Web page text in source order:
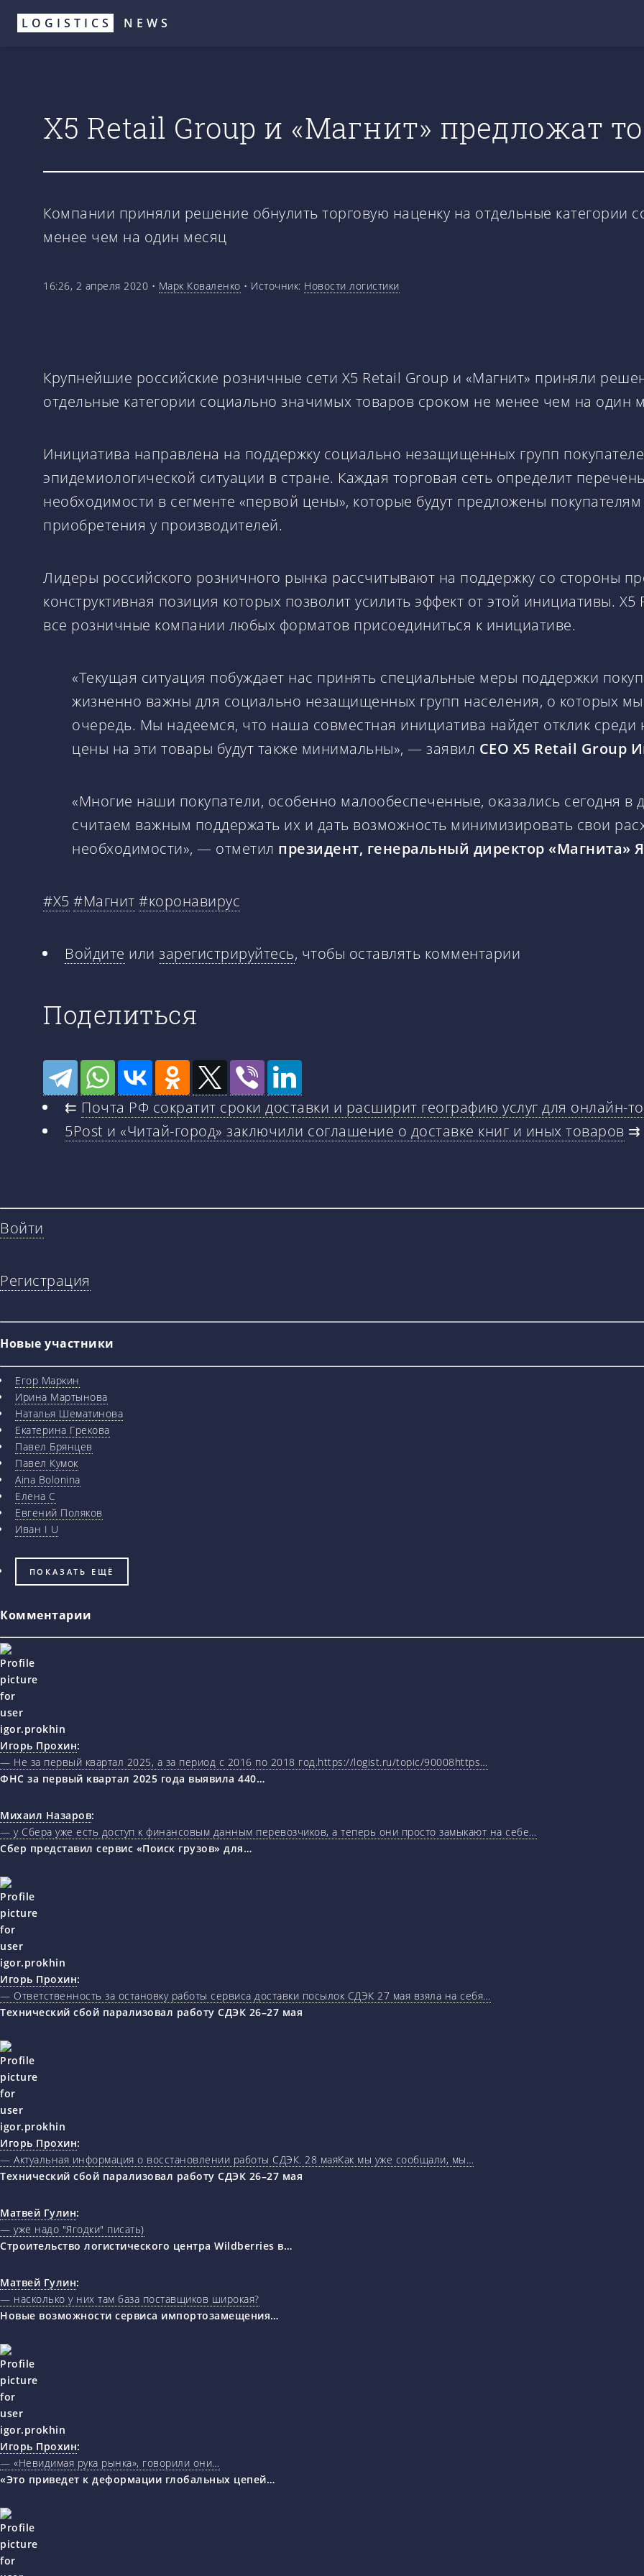
Перейти
LOGISTICS NEWS
Х5 Retail Group и «Магнит» предложат
Компании приняли решение обнулить торговую наценку на отдельные категории
менее чем на один месяц
16:26, 2 апреля 2020 • Марк Коваленко • Источник: Новости логистики
Крупнейшие российские розничные сети Х5 Retail Group и «Магнит» приняли
отдельные категории социально значимых товаров сроком не менее чем на один
Инициатива направлена на поддержку социально незащищенных групп
эпидемиологической ситуации в стране. Каждая торговая сеть определит
необходимости в сегменте «первой цены», которые будут предложены
приобретения у производителей.
Лидеры российского розничного рынка рассчитывают на поддержку со стороны
конструктивная позиция которых позволит усилить эффект от этой инициативы.
все розничные компании любых форматов присоединиться к инициативе.
«Текущая ситуация побуждает нас принять специальные меры поддержки
жизненно важны для социально незащищенных групп населения, о которых
очередь. Мы надеемся, что наша совместная инициатива найдет отклик
цены на эти товары будут также минимальны», — заявил CEO Х5 Retail Group
«Многие наши покупатели, особенно малообеспеченные, оказались сегодня
считаем важным поддержать их и дать возможность минимизировать свои
необходимости», — отметил президент, генеральный директор «Магнита»
#X5 #Магнит #коронавирус
Войдите или зарегистрируйтесь, чтобы оставлять комментарии
Поделиться
⇇ Почта РФ сократит сроки доставки и расширит географию услуг для онлайн-
5Post и «Читай-город» заключили соглашение о доставке книг и иных товаров ⇉
Войти
Регистрация
Новые участники
Егор Маркин
Ирина Мартынова
Наталья Шематинова
Екатерина Грекова
Павел Брянцев
Павел Кумок
Aina Bolonina
Елена С
Евгений Поляков
Иван I U
ПОКАЗАТЬ ЕЩЁ
Комментарии
Игорь Прохин:
— Не за первый квартал 2025, а за период с 2016 по 2018 год.https://logist.ru/topic/90008https…
ФНС за первый квартал 2025 года выявила 440…
Михаил Назаров:
— у Сбера уже есть доступ к финансовым данным перевозчиков, а теперь они просто замыкают на себе…
Сбер представил сервис «Поиск грузов» для…
Игорь Прохин:
— Ответственность за остановку работы сервиса доставки посылок СДЭК 27 мая взяла на себя…
Технический сбой парализовал работу СДЭК 26–27 мая
Игорь Прохин:
— Актуальная информация о восстановлении работы СДЭК. 28 маяКак мы уже сообщали, мы…
Технический сбой парализовал работу СДЭК 26–27 мая
Матвей Гулин:
— уже надо "Ягодки" писать)
Строительство логистического центра Wildberries в…
Матвей Гулин:
— насколько у них там база поставщиков широкая?
Новые возможности сервиса импортозамещения…
Игорь Прохин:
— «Невидимая рука рынка», говорили они…
«Это приведет к деформации глобальных цепей…